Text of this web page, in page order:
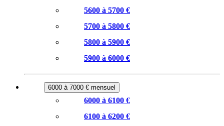
5600 à 5700 €
5700 à 5800 €
5800 à 5900 €
5900 à 6000 €
6000 à 7000 € mensuel
6000 à 6100 €
6100 à 6200 €